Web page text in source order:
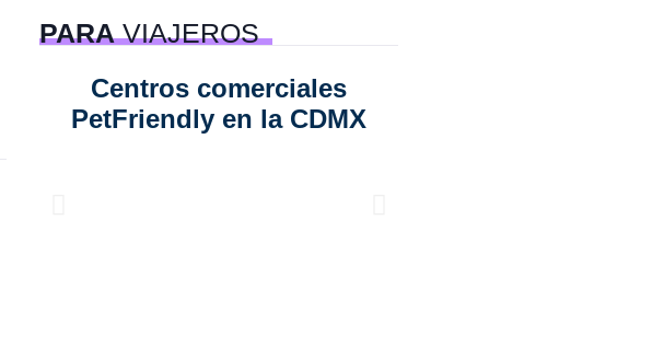
PARAVIAJEROS
Centros comerciales
PetFriendly en la CDMX